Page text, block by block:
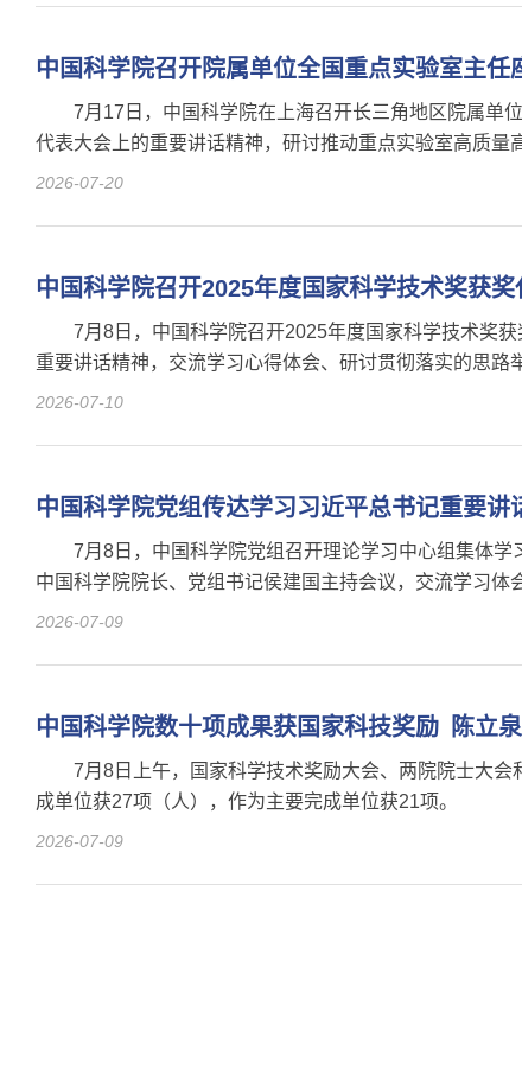
中国科学院召开院属单位全国重点实验室主任
7月17日，中国科学院在上海召开长三角地区院属单
代表大会上的重要讲话精神，研讨推动重点实验室高质量
2026-07-20
中国科学院召开2025年度国家科学技术奖获
7月8日，中国科学院召开2025年度国家科学技术奖
重要讲话精神，交流学习心得体会、研讨贯彻落实的思
和副秘书长文亚出席会议。
2026-07-10
中国科学院党组传达学习习近平总书记重要讲
7月8日，中国科学院党组召开理论学习中心组集体
中国科学院院长、党组书记侯建国主持会议，交流学习
2026-07-09
中国科学院数十项成果获国家科技奖励 陈立
7月8日上午，国家科学技术奖励大会、两院院士大
成单位获27项（人），作为主要完成单位获21项。
2026-07-09